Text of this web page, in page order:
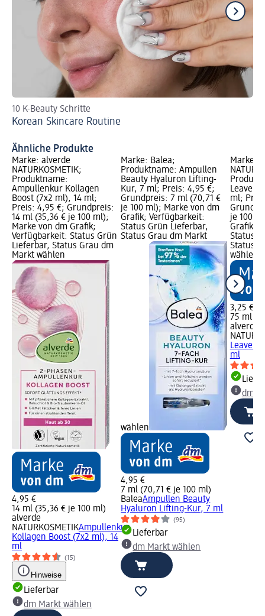
10 K-Beauty Schritte
Korean Skincare Routine
Ähnliche Produkte
Marke: alverde
NATURKOSMETIK;
Produktname:
Ampullenkur Kollagen
Boost (7x2 ml), 14 ml;
Preis: 4,95 €; Grundpreis:
14 ml (35,36 € je 100 ml);
Marke von dm Grafik;
Verfügbarkeit: Status Grün
Lieferbar, Status Grau dm
Markt wählen
4,95 €
14 ml (35,36 € je 100 ml)
alverde
NATURKOSMETIKAmpullenkur
Kollagen Boost (7x2 ml), 14
ml
(15)
Hinweise
Lieferbar
dm Markt wählen
Marke: Balea;
Produktname: Ampullen
Beauty Hyaluron Lifting-
Kur, 7 ml; Preis: 4,95 €;
Grundpreis: 7 ml (70,71 €
je 100 ml); Marke von dm
Grafik; Verfügbarkeit:
Status Grün Lieferbar,
Status Grau dm Markt
wählen
4,95 €
7 ml (70,71 € je 100 ml)
BaleaAmpullen Beauty
Hyaluron Lifting-Kur, 7 ml
(95)
Lieferbar
dm Markt wählen
Marke:
Leave
ml;
je 100
Grafik;
Status
Status
wählen
3,25 €
75 ml
alverde
Leave
ml
dm